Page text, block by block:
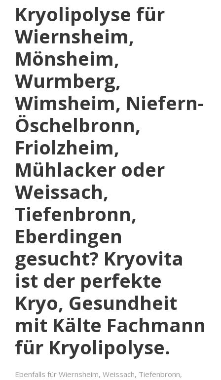
Kryolipolyse für
Wiernsheim,
Mönsheim,
Wurmberg,
Wimsheim, Niefern-
Öschelbronn,
Friolzheim,
Mühlacker oder
Weissach,
Tiefenbronn,
Eberdingen
gesucht? Kryovita
ist der perfekte
Kryo, Gesundheit
mit Kälte Fachmann
für Kryolipolyse.
Ebenfalls für Wiernsheim, Weissach, Tiefenbronn,